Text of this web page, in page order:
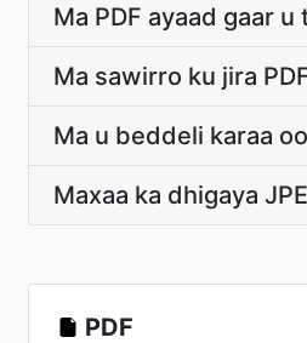
Ma PDF ayaad gaar
Ma sawirro ku jira
Ma u beddeli karaa
Maxaa ka dhigaya
PDF